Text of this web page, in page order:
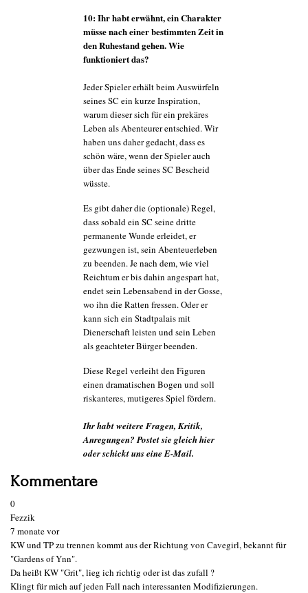
10: Ihr habt erwähnt, ein Charakter
müsse nach einer bestimmten Zeit in
den Ruhestand gehen. Wie
funktioniert das?
Jeder Spieler erhält beim Auswürfeln
seines SC ein kurze Inspiration,
warum dieser sich für ein prekäres
Leben als Abenteurer entschied. Wir
haben uns daher gedacht, dass es
schön wäre, wenn der Spieler auch
über das Ende seines SC Bescheid
wüsste.
Es gibt daher die (optionale) Regel,
dass sobald ein SC seine dritte
permanente Wunde erleidet, er
gezwungen ist, sein Abenteuerleben
zu beenden. Je nach dem, wie viel
Reichtum er bis dahin angespart hat,
endet sein Lebensabend in der Gosse,
wo ihn die Ratten fressen. Oder er
kann sich ein Stadtpalais mit
Dienerschaft leisten und sein Leben
als geachteter Bürger beenden.
Diese Regel verleiht den Figuren
einen dramatischen Bogen und soll
riskanteres, mutigeres Spiel fördern.
Ihr habt weitere Fragen, Kritik,
Anregungen? Postet sie gleich hier
oder schickt uns eine E-Mail.
Kommentare
0
Fezzik
7 monate vor
KW und TP zu trennen kommt aus der Richtung von Cavegirl, bekannt für
"Gardens of Ynn".
Da heißt KW "Grit", lieg ich richtig oder ist das zufall ?
Klingt für mich auf jeden Fall nach interessanten Modifizierungen.